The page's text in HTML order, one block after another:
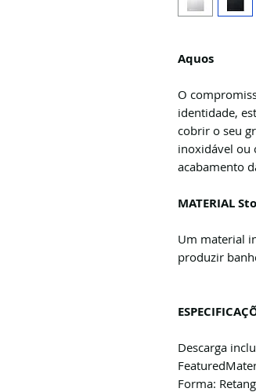
Aquos
O
identidade,
cobrir o seu
inoxidável ou
acabamento
MATERIAL
Um material
produzir
Descarga
Forma: